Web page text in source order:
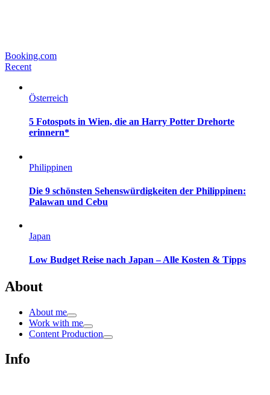
Booking.com
Recent
Österreich
5 Fotospots in Wien, die an Harry Potter Drehorte
erinnern*
Philippinen
Die 9 schönsten Sehenswürdigkeiten der Philippinen:
Palawan und Cebu
Japan
Low Budget Reise nach Japan – Alle Kosten & Tipps
About
About me
Work with me
Content Production
Info